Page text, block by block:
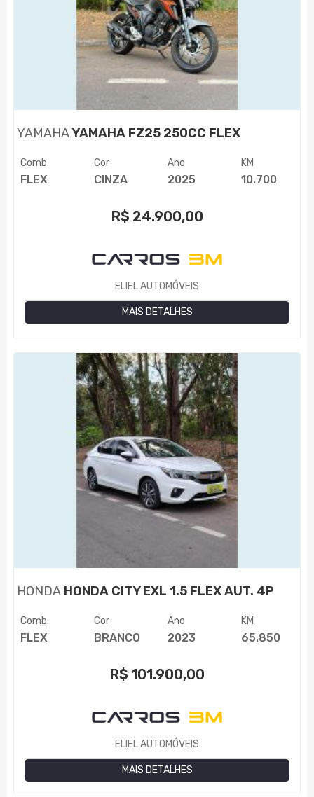
YAMAHAYAMAHA FZ25 250CC FLEX
Comb.
FLEX
Cor
CINZA
Ano
2025
KM
10.700
R$ 24.900,00
ELIEL AUTOMÓVEIS
MAIS DETALHES
HONDA HONDA CITY EXL 1.5 FLEX AUT. 4P
Comb.
FLEX
Cor
BRANCO
Ano
2023
KM
65.850
R$ 101.900,00
ELIEL AUTOMÓVEIS
MAIS DETALHES